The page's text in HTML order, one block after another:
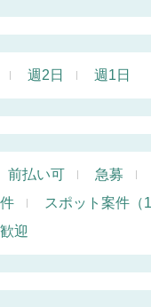
週2日 週1日
前払い可 急募
スポット案件（1
迎